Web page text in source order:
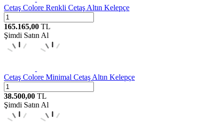
Cetaş Colore Renkli Cetaş Altın Kelepçe
165.165,00 TL
Şimdi Satın Al
Cetaş Colore Minimal Cetaş Altın Kelepçe
38.500,00 TL
Şimdi Satın Al